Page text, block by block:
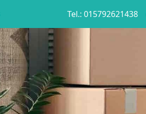
Tel.: 015792621438